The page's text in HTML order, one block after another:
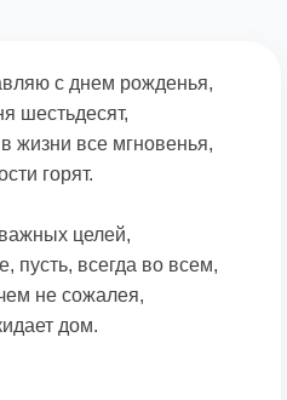
с днем рожденья,
шестьдесят,
жизни все мгновенья,
горят.
целей,
пусть, всегда во всем,
не сожалея,
дом.